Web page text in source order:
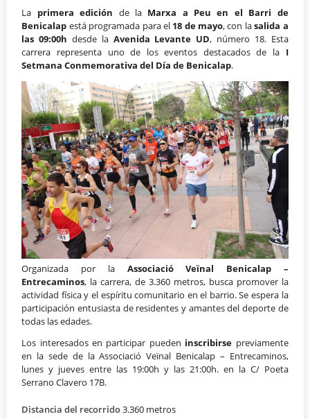
La primera edición de la Marxa a Peu en el Barri de
Benicalap está programada para el 18 de mayo, con lasalida a
las 09:00h desde la Avenida Levante UD, número 18. Esta
carrera representa uno de los eventos destacados de la I
Setmana Conmemorativa del Día de Benicalap.
Organizada por la Associació Veïnal Benicalap –
Entrecaminos, la carrera, de 3.360 metros, busca promover la
actividad física y el espíritu comunitario en el barrio. Se espera la
participación entusiasta de residentes y amantes del deporte de
todas las edades.
Los interesados en participar pueden inscribirse previamente
en la sede de la Associació Veïnal Benicalap – Entrecaminos,
lunes y jueves entre las 19:00h y las 21:00h. en la C/ Poeta
Serrano Clavero 17B.
Distancia del recorrido3.360 metros